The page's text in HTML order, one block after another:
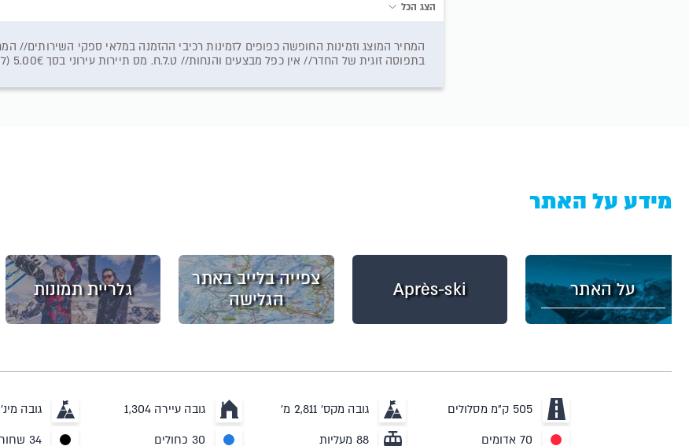
הצג הכל
בתפוסה זוגית של החדר// אין כפל מבצעים והנחות// ט.ל.ח. מס תיירות עירוני בסך 5.00€ (לאדם ללילה מגיל 15 ומעלה) ישולם על ידי הלקוח ישירות למלון.
מידע על האתר
על האתר Après-ski
צפייה בלייב באתר
הגלישה
גלריית תמונות
505 ק"מ מסלולים גובה מקס' 2,811 מ' גובה עיירה 1,304 גובה מינ' 1,304 מ'
70 אדומים 88 מעליות 30 כחולים 34 שחורים